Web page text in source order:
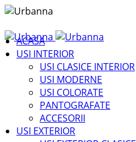
ACASA
USI INTERIOR
USI CLASICE INTERIOR
USI MODERNE
USI COLORATE
PANTOGRAFATE
ACCESORII
USI EXTERIOR